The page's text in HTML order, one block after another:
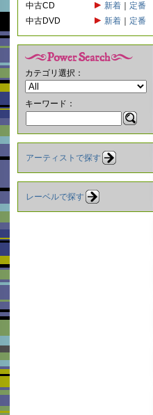
中古CD
新着
定番
中古DVD
新着 定番
カテゴリ選択：
キーワード：
アーティストで探す
レーベルで探す